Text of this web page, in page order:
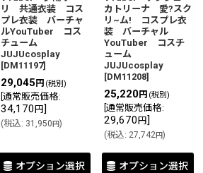
リ 共通衣装 コス
プレ衣装 バーチャ
ルYouTuber コス
チューム
JUJUcosplay
[DM11197]
29,045 円 (税別)
通常販売価格:
34,170 円]
(税込: 31,950円)
オプション選択
カトリーナ 愛?スク
リ~ム! コスプレ衣
装 バーチャル
YouTuber コスチ
ューム
JUJUcosplay
[DM11208]
25,220円 (税別)
通常販売価格:
29,670 円]
(税込: 27,742円)
オプション選択